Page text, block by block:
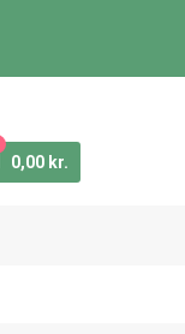
0,00 kr.